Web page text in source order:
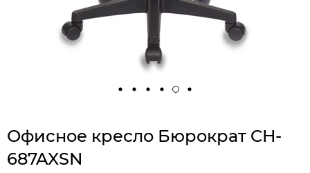
Офисное кресло Бюрократ CH-
687AXSN